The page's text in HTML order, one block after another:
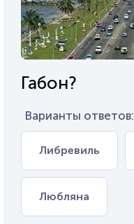
Габон?
Варианты ответов:
Либревиль
Любляна